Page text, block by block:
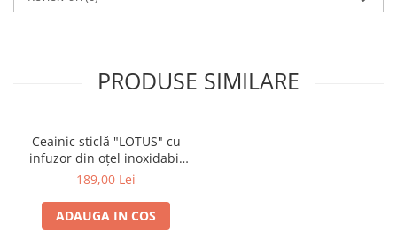
PRODUSE SIMILARE
Ceainic sticlă "LOTUS" cu
infuzor din oțel inoxidabil
1.2L
189,00 Lei
ADAUGA IN COS